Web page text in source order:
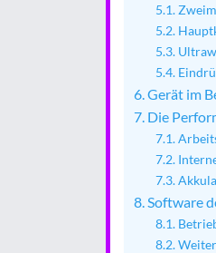
Gerät im
Die
Software